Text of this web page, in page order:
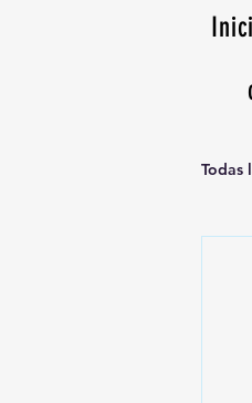
Todas